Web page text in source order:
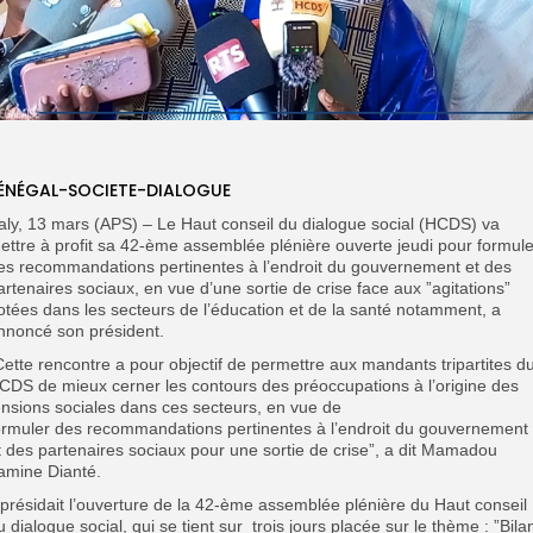
SOCIETE-DIALOGUE
13 mars (APS) – Le Haut conseil du dialogue social (HCDS) va
à profit sa 42-ème assemblée plénière ouverte jeudi pour
recommandations pertinentes à l’endroit du gouvernement et des
sociaux, en vue d’une sortie de crise face aux ”agitations”
dans les secteurs de l’éducation et de la santé notamment, a
son président.
rencontre a pour objectif de permettre aux mandants tripartites
de mieux cerner les contours des préoccupations à l’origine des
sociales dans ces secteurs, en vue de
des recommandations pertinentes à l’endroit du gouvernement
des partenaires sociaux pour une sortie de crise”, a dit Mamadou
Dianté.
l’ouverture de la 42-ème assemblée plénière du Haut conseil
dialogue social, qui se tient sur trois jours placée sur le thème :